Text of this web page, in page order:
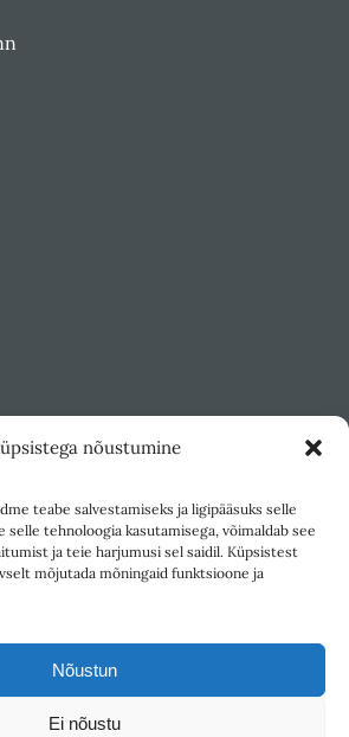
nõustumine
teabe salvestamiseks ja ligipääsuks selle
tehnoloogia kasutamisega, võimaldab see
ja teie harjumusi sel saidil. Küpsistest
mõjutada mõningaid funktsioone ja
Nõustun
Ei nõustu